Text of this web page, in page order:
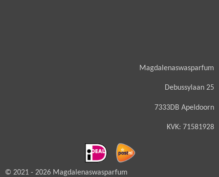
Magdalenaswasparfum
Debussylaan 25
7333DB Apeldoorn
KVK: 71581928
© 2021 - 2026 Magdalenaswasparfum